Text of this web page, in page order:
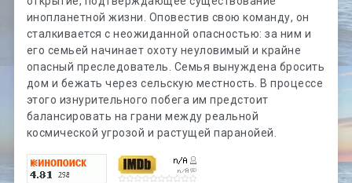
инопланетной жизни. Оповестив свою команду, он
сталкивается с неожиданной опасностью: за ним и
его семьей начинает охоту неуловимый и крайне
опасный преследователь. Семья вынуждена бросить
дом и бежать через сельскую местность. В процессе
этого изнурительного побега им предстоит
балансировать на грани между реальной
космической угрозой и растущей паранойей.